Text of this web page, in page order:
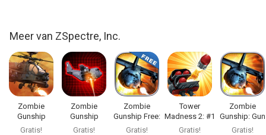
Informatie voor TowerMadness HDis het laatst vergeleken op 7
Meer van ZSpectre, Inc.
Zombie
Gunship
Revenant AR
Gratis!
Zombie
Gunship
Arcade
Gratis!
Zombie
Gunship Free:
Gun Down
Gratis!
Tower
Madness 2: #1
in Great
Gratis!
Zombie
Gunship: Gun
Down
Gratis!